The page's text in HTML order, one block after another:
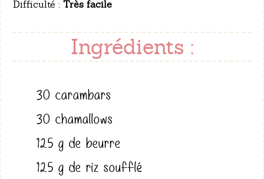
Difficulté : Très facile
Ingrédients :
30 carambars
30 chamallows
125 g de beurre
125 g de riz soufflé